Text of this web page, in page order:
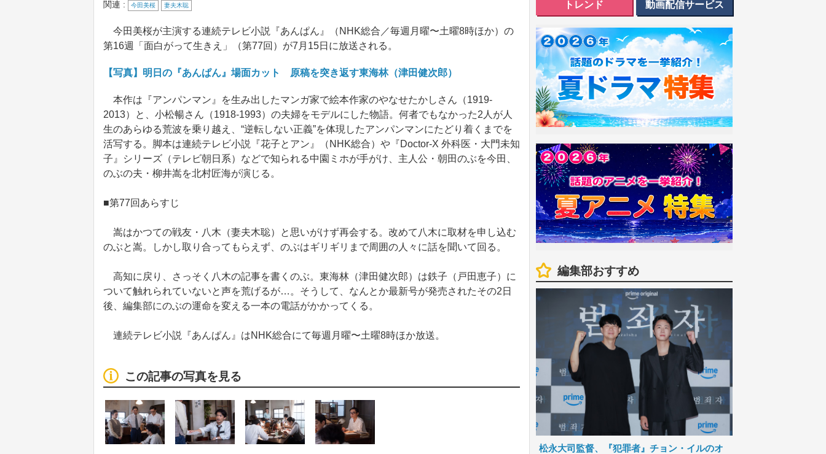
関連 : 今田美桜 妻夫木聡
今田美桜が主演する連続テレビ小説『あんぱん』（NHK総合／毎週月曜〜土曜8時ほか）の
第16週「面白がって生きえ」（第77回）が7月15日に放送される。
【写真】明日の『あんぱん』場面カット 原稿を突き返す東海林（津田健次郎）
本作は『アンパンマン』を生み出したマンガ家で絵本作家のやなせたかしさん（1919‐
2013）と、小松暢さん（1918‐1993）の夫婦をモデルにした物語。何者でもなかった2人が人
生のあらゆる荒波を乗り越え、“逆転しない正義”を体現したアンパンマンにたどり着くまでを
活写する。脚本は連続テレビ小説『花子とアン』（NHK総合）や『Doctor-X 外科医・大門未知
子』シリーズ（テレビ朝日系）などで知られる中園ミホが手がけ、主人公・朝田のぶを今田、
のぶの夫・柳井嵩を北村匠海が演じる。
■第77回あらすじ
嵩はかつての戦友・八木（妻夫木聡）と思いがけず再会する。改めて八木に取材を申し込む
のぶと嵩。しかし取り合ってもらえず、のぶはギリギリまで周囲の人々に話を聞いて回る。
高知に戻り、さっそく八木の記事を書くのぶ。東海林（津田健次郎）は鉄子（戸田恵子）に
ついて触れられていないと声を荒げるが…。そうして、なんとか最新号が発売されたその2日
後、編集部にのぶの運命を変える一本の電話がかかってくる。
連続テレビ小説『あんぱん』はNHK総合にて毎週月曜〜土曜8時ほか放送。
この記事の写真を見る
トレンド 動画配信サービス
編集部おすすめ
松永大司監督、『犯罪者』チョン・イルのオ